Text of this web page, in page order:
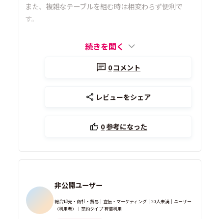
また、複雑なテーブルを組む時は相変わらず便利で
す。
続きを開く
0コメント
レビューをシェア
0参考になった
非公開ユーザー
総合卸売・商社・貿易｜宣伝・マーケティング｜20人未満｜ユーザー
（利用者）｜契約タイプ 有償利用